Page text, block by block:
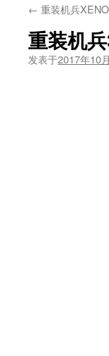
← 重装机兵
重装机
发表于2017年10